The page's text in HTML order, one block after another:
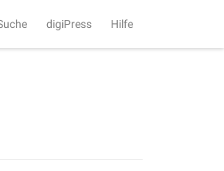
digiPress Hilfe